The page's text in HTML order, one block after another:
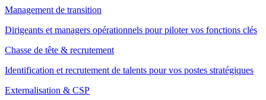
Management de transition
Dirigeants et managers opérationnels pour piloter vos fonctions clés
Chasse de tête & recrutement
Identification et recrutement de talents pour vos postes stratégiques
Externalisation & CSP